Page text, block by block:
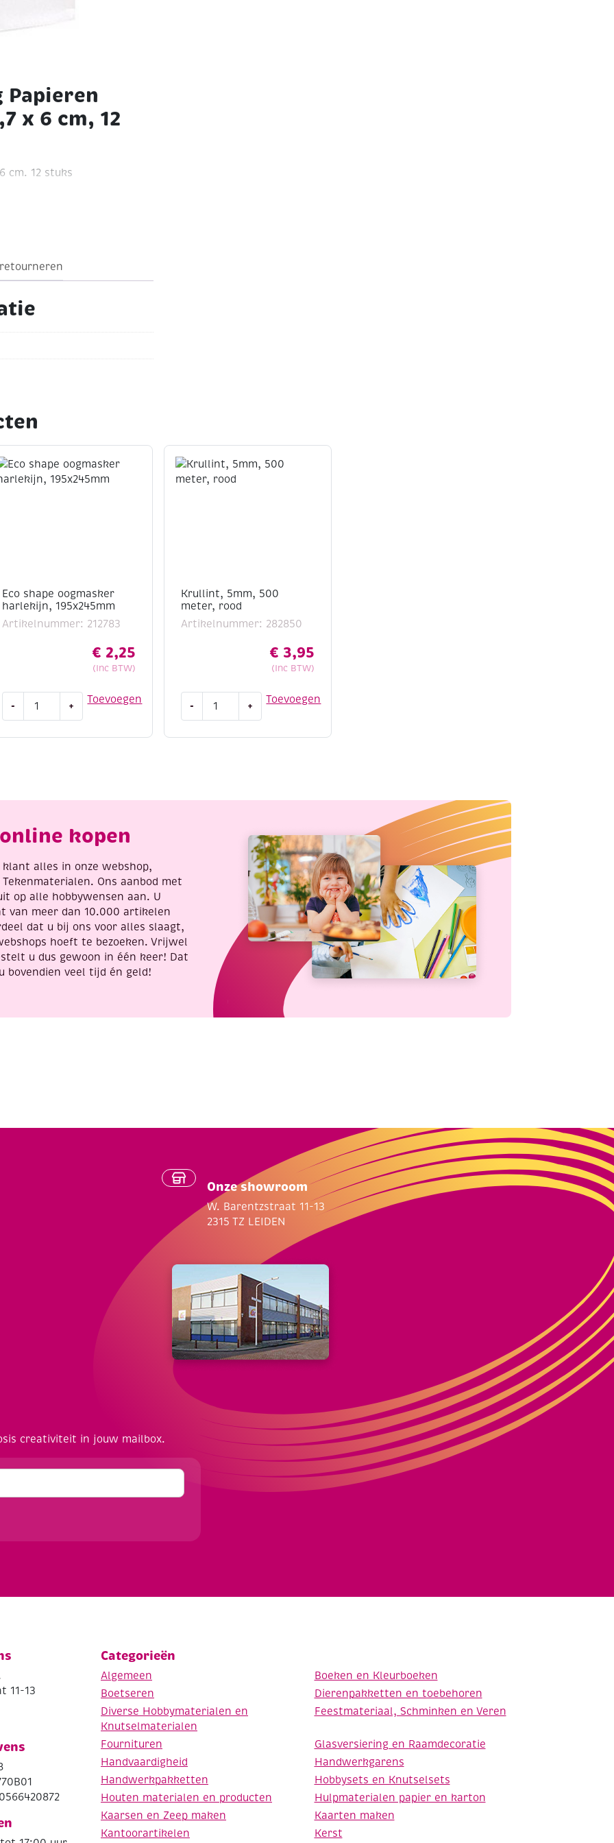
x 6 cm, 12
cm. 12 stuks
:
Eco shape oogmasker
harlekijn, 195x245mm
Artikelnummer: 212783
€ 2,25
(Inc BTW)
Toevoegen
- +
Krullint, 5mm, 500
meter, rood
Artikelnummer: 282850
€ 3,95
(Inc BTW)
Toevoegen
- +
kopen
alles in onze webshop,
Ons aanbod met
op alle hobbywensen aan. U
van meer dan 10.000 artikelen
dat u bij ons voor alles slaagt,
hoeft te bezoeken. Vrijwel
u dus gewoon in één keer! Dat
bovendien veel tijd én geld!
Onze showroom
W. Barentzstraat 11-13
2315 TZ LEIDEN
creativiteit in jouw mailbox.
11-13
Categorieën
Algemeen
Boeken en Kleurboeken
Boetseren
Dierenpakketten en toebehoren
Diverse Hobbymaterialen en
Knutselmaterialen
Feestmateriaal, Schminken en Veren
Fournituren
Glasversiering en Raamdecoratie
Handvaardigheid
Handwerkgarens
Handwerkpakketten
Hobbysets en Knutselsets
Houten materialen en producten
Hulpmaterialen papier en karton
Kaarsen en Zeep maken
Kaarten maken
Kantoorartikelen
Kerst